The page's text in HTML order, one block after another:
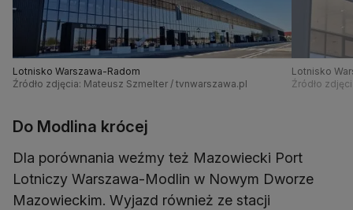
Lotnisko Warszawa-Radom
Źródło zdjęcia: Mateusz Szmelter / tvnwarszawa.pl
Lotnisko
Źródło
Do Modlina krócej
Dla porównania weźmy też Mazowiecki Port
Lotniczy Warszawa-Modlin w Nowym Dworze
Mazowieckim. Wyjazd również ze stacji